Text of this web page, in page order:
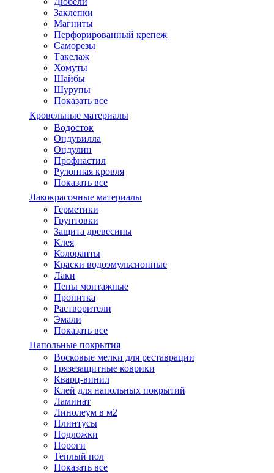
Заклепки
Магниты
Перфорированный крепеж
Саморезы
Такелаж
Хомуты
Шайбы
Шурупы
Показать все
Кровельные материалы
Водосток
Ондувилла
Ондулин
Профнастил
Рулонная кровля
Показать все
Лакокрасочные материалы
Герметики
Грунтовки
Защита древесины
Клея
Колоранты
Краски водоэмульсионные
Лаки
Пены монтажные
Пропитка
Растворители
Эмали
Показать все
Напольные покрытия
Восковые мелки для реставрации
Грязезащитные коврики
Кварц-винил
Клей для напольных покрытий
Ламинат
Линолеум в м2
Плинтусы
Подложки
Пороги
Теплый пол
Показать все